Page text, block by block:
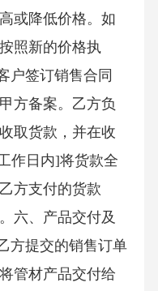
或降低价格。如
照新的价格执
户签订销售合同
方备案。乙方负
取货款，并在收
作日内]将货款全
方支付的货款
六、产品交付及
方提交的销售订单
管材产品交付给